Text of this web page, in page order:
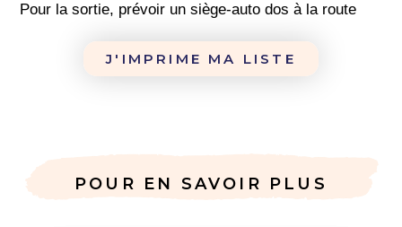
Pour la sortie, prévoir un siège-auto dos à la route
J'IMPRIME MA LISTE
POUR EN SAVOIR PLUS